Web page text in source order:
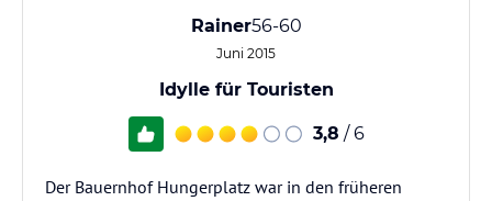
Rainer56-60
Juni 2015
Idylle für Touristen
3,8 / 6
Der Bauernhof Hungerplatz war in den früheren